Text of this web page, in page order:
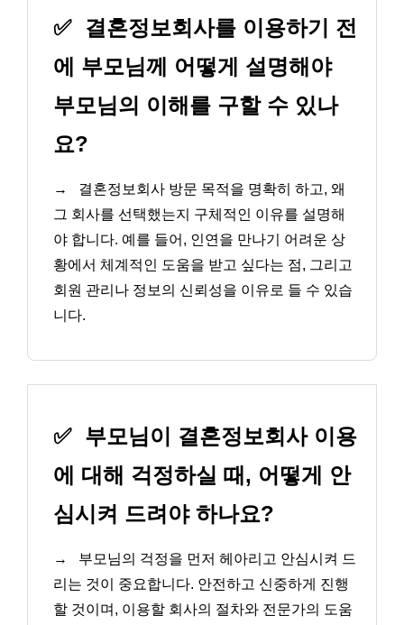
✅
결혼정보회사를 이용하기 전
에 부모님께 어떻게 설명해야
부모님의 이해를 구할 수 있나
요?
→
결혼정보회사 방문 목적을 명확히 하고, 왜
그 회사를 선택했는지 구체적인 이유를 설명해
야 합니다. 예를 들어, 인연을 만나기 어려운 상
황에서 체계적인 도움을 받고 싶다는 점, 그리고
회원 관리나 정보의 신뢰성을 이유로 들 수 있습
니다.
✅ 부모님이 결혼정보회사 이용
에 대해 걱정하실 때, 어떻게 안
심시켜 드려야 하나요?
→
부모님의 걱정을 먼저 헤아리고 안심시켜 드
리는 것이 중요합니다. 안전하고 신중하게 진행
할 것이며, 이용할 회사의 절차와 전문가의 도움